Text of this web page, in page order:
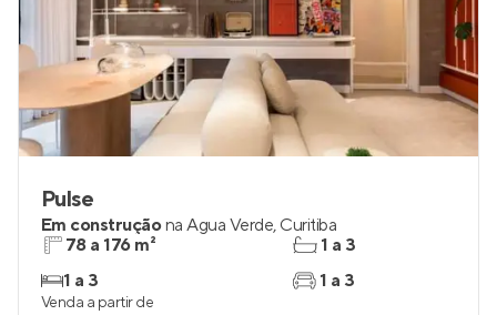
Pulse
Em construçãona Água Verde, Curitiba
78 a 176 m²
1 a 3
1 a 3
1 a 3
Venda a partir de